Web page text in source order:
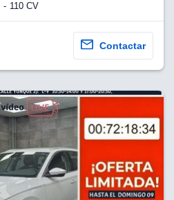
110 CV
Contactar